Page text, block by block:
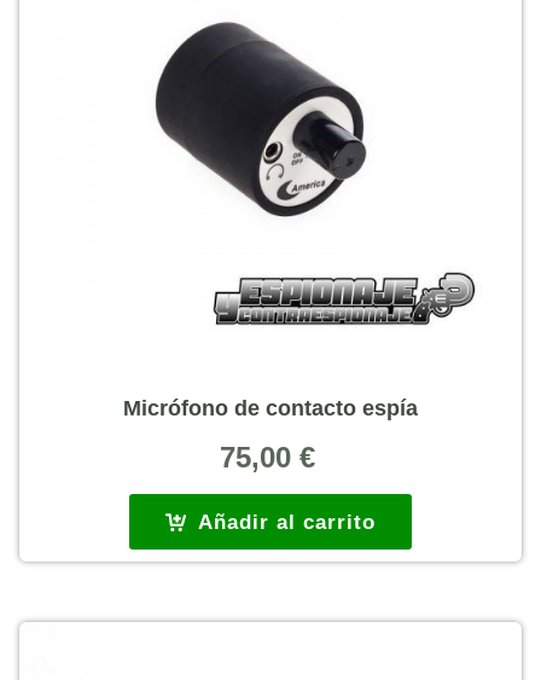
Micrófono de contacto espía
75,00 €
Añadir al carrito